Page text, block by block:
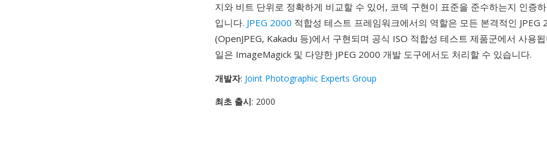
지와 비트 단위로 정확하게 비교할 수 있어, 코덱 구현이 표준을 준수하는지 인증
입니다. JPEG 2000 적합성 테스트 프레임워크에서의 역할은 모든 본격적인 JPEG
(OpenJPEG, Kakadu 등)에서 구현되며 공식 ISO 적합성 테스트 제품군에서 사용
일은 ImageMagick 및 다양한 JPEG 2000 개발 도구에서도 처리할 수 있습니다.
개발자: Joint Photographic Experts Group
최초 출시: 2000